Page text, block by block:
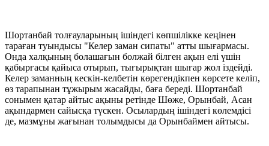
Шортанбай толғауларының ішіндегі көпшілікке кеңінен
тараған туындысы "Келер заман сипаты" атты шығармасы.
Онда халқының болашағын болжай білген ақын елі үшін
қабырғасы қайыса отырып, тығырықтан шығар жол іздейді.
Келер заманның кескін-келбетін көрегендікпен көрсете келіп,
өз тарапынан тұжырым жасайды, баға береді. Шортанбай
сонымен қатар айтыс ақыны ретінде Шөже, Орынбай, Асан
ақындармен сайысқа түскен. Осылардың ішіндегі көлемдісі
де, мазмұны жағынан толымдысы да Орынбаймен айтысы.